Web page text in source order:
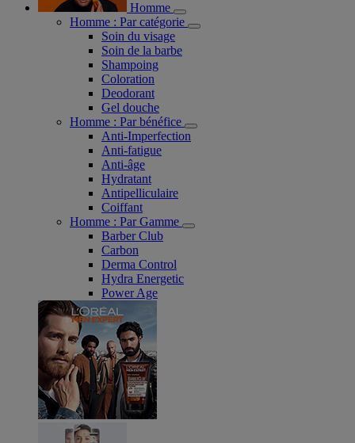
Homme
Homme : Par catégorie
Soin du visage
Soin de la barbe
Shampoing
Coloration
Deodorant
Gel douche
Homme : Par bénéfice
Anti-Imperfection
Anti-fatigue
Anti-âge
Hydratant
Antipelliculaire
Coiffant
Homme : Par Gamme
Barber Club
Carbon
Derma Control
Hydra Energetic
Power Age